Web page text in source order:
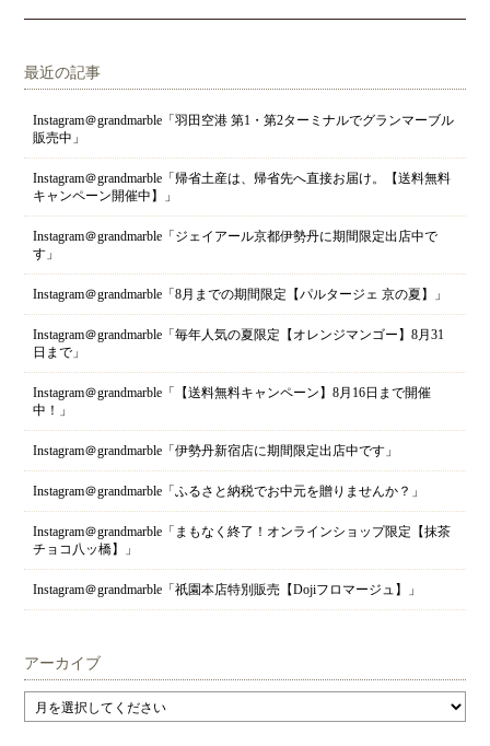
最近の記事
Instagram＠grandmarble「羽田空港 第1・第2ターミナルでグランマーブル
販売中」
Instagram＠grandmarble「帰省土産は、帰省先へ直接お届け。【送料無料
キャンペーン開催中】」
Instagram＠grandmarble「ジェイアール京都伊勢丹に期間限定出店中で
す」
Instagram＠grandmarble「8月までの期間限定【パルタージェ 京の夏】」
Instagram＠grandmarble「毎年人気の夏限定【オレンジマンゴー】8月31
日まで」
Instagram＠grandmarble「【送料無料キャンペーン】8月16日まで開催
中！」
Instagram＠grandmarble「伊勢丹新宿店に期間限定出店中です」
Instagram＠grandmarble「ふるさと納税でお中元を贈りませんか？」
Instagram＠grandmarble「まもなく終了！オンラインショップ限定【抹茶
チョコ八ッ橋】」
Instagram＠grandmarble「祇園本店特別販売【Dojiフロマージュ】」
アーカイブ